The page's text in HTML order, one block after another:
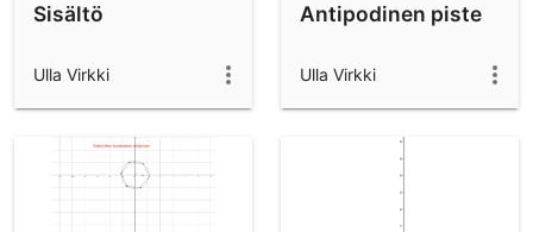
Sisältö
Ulla Virkki
Antipodinen piste
Ulla Virkki